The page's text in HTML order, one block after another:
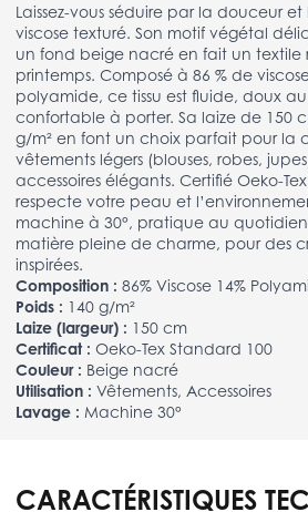
Laissez-vous séduire par la douceur
viscose texturé. Son motif végétal
un fond beige nacré en fait un textile
printemps. Composé à 86 % de
polyamide, ce tissu est fluide, doux
confortable à porter. Sa laize de 150
g/m² en font un choix parfait pour la
vêtements légers (blouses, robes,
accessoires élégants. Certifié Oeko-
respecte votre peau et
machine à 30°, pratique au quotidien.
matière pleine de charme, pour des
inspirées.
Composition : 86% Viscose 14%
Poids : 140 g/m²
Laize (largeur) : 150 cm
Certificat : Oeko-Tex Standard 100
Couleur : Beige nacré
Utilisation : Vêtements, Accessoires
Lavage : Machine 30°
CARACTÉRISTIQUES